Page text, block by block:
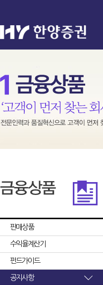
판매상품
수익율계산기
펀드가이드
공지사항